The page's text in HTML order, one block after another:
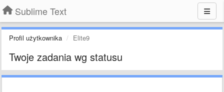
Sublime Text
Profil użytkownika Elite9
Twoje zadania wg statusu